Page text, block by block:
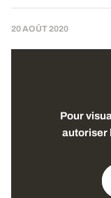
20 AOÛT 2020
Pour
autoriser